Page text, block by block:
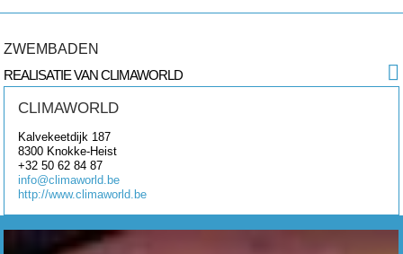
ZWEMBADEN
REALISATIE VAN CLIMAWORLD
CLIMAWORLD
Kalvekeetdijk 187
8300 Knokke-Heist
+32 50 62 84 87
info@climaworld.be
http://www.climaworld.be